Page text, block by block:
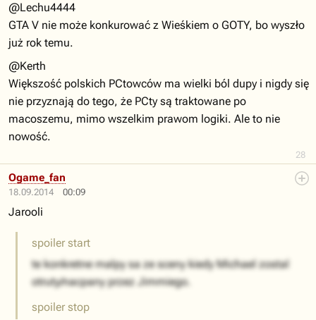
28
@Lechu4444
GTA V nie może konkurować z Wieśkiem o GOTY, bo wyszło
już rok temu.
@Kerth
Większość polskich PCtowców ma wielki ból dupy i nigdy się
nie przyznają do tego, że PCty są traktowane po
macoszemu, mimo wszelkim prawom logiki. Ale to nie
nowość.
18.09.2014 00:09
Ogame_fan
Jarooli
spoiler start
te konkretne malpy sa ze sceny kiedy Michael zostal
otruty/nacpany przez Jimmiego.
spoiler stop